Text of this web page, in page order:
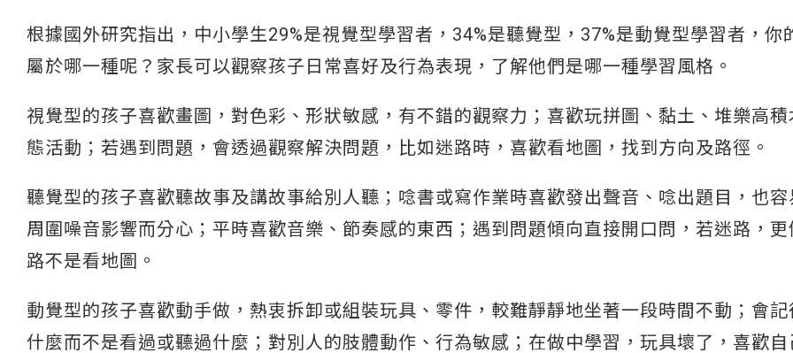
根據國外研究指出，中小學生29%是視覺型學習者，34%是聽覺型，37%是動覺型學習者，你
屬於哪一種呢？家長可以觀察孩子日常喜好及行為表現，了解他們是哪一種學習風格。
視覺型的孩子喜歡畫圖，對色彩、形狀敏感，有不錯的觀察力；喜歡玩拼圖、黏土、堆樂高積
態活動；若遇到問題，會透過觀察解決問題，比如迷路時，喜歡看地圖，找到方向及路徑。
聽覺型的孩子喜歡聽故事及講故事給別人聽；唸書或寫作業時喜歡發出聲音、唸出題目，也容
周圍噪音影響而分心；平時喜歡音樂、節奏感的東西；遇到問題傾向直接開口問，若迷路，更
路不是看地圖。
動覺型的孩子喜歡動手做，熱衷拆卸或組裝玩具、零件，較難靜靜地坐著一段時間不動；會記
什麼而不是看過或聽過什麼；對別人的肢體動作、行為敏感；在做中學習，玩具壞了，喜歡自